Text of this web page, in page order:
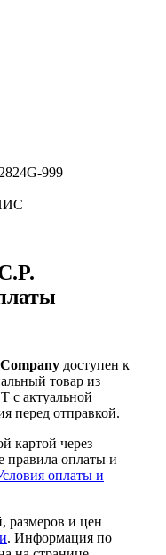
999
доступен к
товар из
с актуальной
перед отправкой.
картой через
оплаты и
оплаты и
размеров и цен
. Информация по